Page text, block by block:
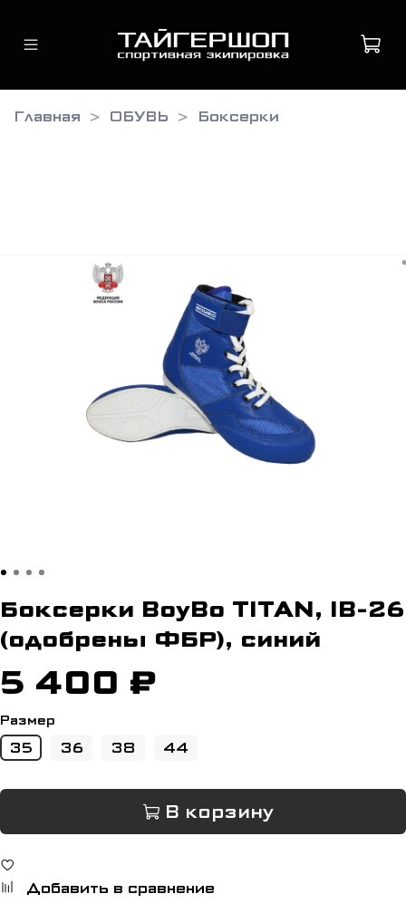
Главная ОБУВЬ Боксерки
Боксерки BoyBo TITAN, IB-26
(одобрены ФБР), синий
5 400 ₽
Размер
35 36 38 44
В корзину
Добавить в сравнение